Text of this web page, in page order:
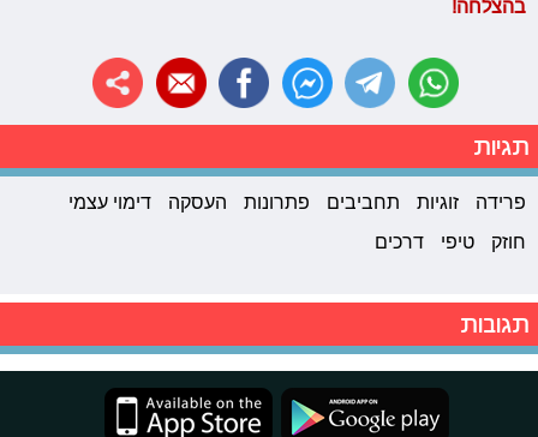
בהצלחה!
תגיות
פרידה זוגיות תחביבים פתרונות העסקה
דימוי עצמי
חוזק
טיפי דרכים
תגובות